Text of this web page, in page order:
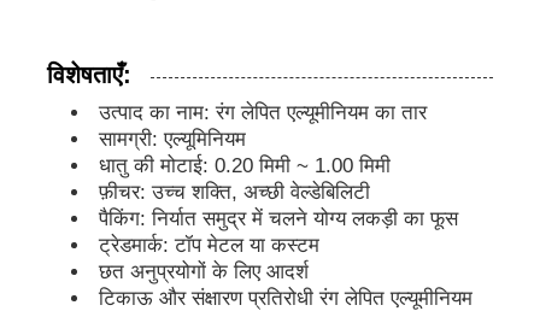
उद्धरण मांगें
एल्यूमीनियम पन्नी रोल
ऐल्युमिनियम की प्लेट
विशेषताएँ:
उत्पाद का नाम: रंग लेपित एल्यूमीनियम का तार
सामग्री: एल्यूमिनियम
धातु की मोटाई: 0.20 मिमी ~ 1.00 मिमी
फ़ीचर: उच्च शक्ति, अच्छी वेल्डेबिलिटी
पैकिंग: निर्यात समुद्र में चलने योग्य लकड़ी का फूस
ट्रेडमार्क: टॉप मेटल या कस्टम
छत अनुप्रयोगों के लिए आदर्श
टिकाऊ और संक्षारण प्रतिरोधी रंग लेपित एल्यूमीनियम